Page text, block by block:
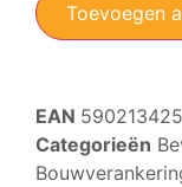
Toevoegen
EAN
Categorieën